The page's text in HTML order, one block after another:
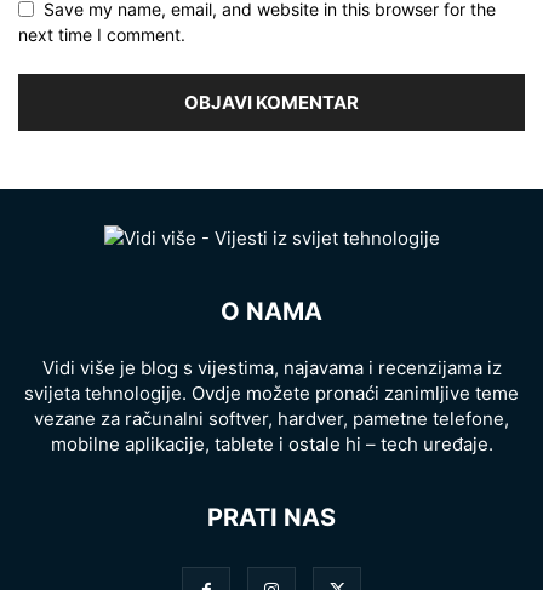
Save my name, email, and website in this browser for the
next time I comment.
O NAMA
Vidi više je blog s vijestima, najavama i recenzijama iz
svijeta tehnologije. Ovdje možete pronaći zanimljive teme
vezane za računalni softver, hardver, pametne telefone,
mobilne aplikacije, tablete i ostale hi – tech uređaje.
PRATI NAS